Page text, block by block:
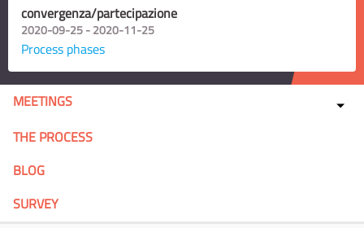
convergenza/partecipazione
2020-09-25 - 2020-11-25
Process phases
MEETINGS
THE PROCESS
BLOG
SURVEY